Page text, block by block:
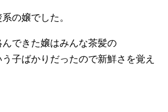
の嬢でした。
できた嬢はみんな茶髪の
子ばかりだったので新鮮さを覚え